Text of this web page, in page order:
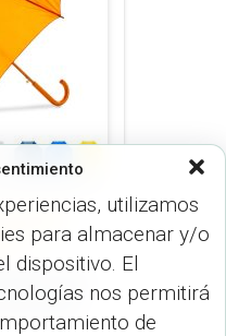
utilizamos
para almacenar y/o
dispositivo. El
nos permitirá
de
en
18-2